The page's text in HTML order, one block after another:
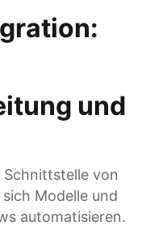
und
Schnittstelle von
Modelle und
automatisieren.